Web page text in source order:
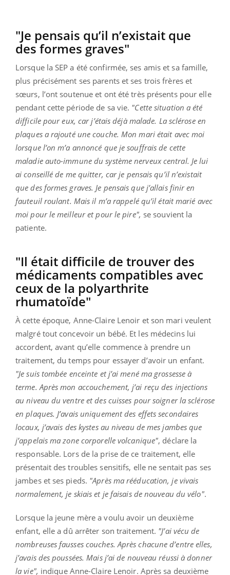
"Je pensais qu’il n’existait que
des formes graves"
Lorsque la SEP a été confirmée, ses amis et sa famille,
plus précisément ses parents et ses trois frères et
sœurs, l’ont soutenue et ont été très présents pour elle
pendant cette période de sa vie. "Cette situation a été
difficile pour eux, car j’étais déjà malade. La sclérose en
plaques a rajouté une couche. Mon mari était avec moi
lorsque l’on m’a annoncé que je souffrais de cette
maladie auto-immune du système nerveux central. Je lui
ai conseillé de me quitter, car je pensais qu’il n’existait
que des formes graves. Je pensais que j’allais finir en
fauteuil roulant. Mais il m’a rappelé qu’il était marié avec
moi pour le meilleur et pour le pire", se souvient la
patiente.
"Il était difficile de trouver des
médicaments compatibles avec
ceux de la polyarthrite
rhumatoïde"
À cette époque, Anne-Claire Lenoir et son mari veulent
malgré tout concevoir un bébé. Et les médecins lui
accordent, avant qu’elle commence à prendre un
traitement, du temps pour essayer d’avoir un enfant.
"Je suis tombée enceinte et j’ai mené ma grossesse à
terme. Après mon accouchement, j’ai reçu des injections
au niveau du ventre et des cuisses pour soigner la sclérose
en plaques. J’avais uniquement des effets secondaires
locaux, j’avais des kystes au niveau de mes jambes que
j’appelais ma zone corporelle volcanique", déclare la
responsable. Lors de la prise de ce traitement, elle
présentait des troubles sensitifs, elle ne sentait pas ses
jambes et ses pieds. "Après ma rééducation, je vivais
normalement, je skiais et je faisais de nouveau du vélo".
Lorsque la jeune mère a voulu avoir un deuxième
enfant, elle a dû arrêter son traitement. "J’ai vécu de
nombreuses fausses couches. Après chacune d’entre elles,
j’avais des poussées. Mais j’ai de nouveau réussi à donner
la vie", indique Anne-Claire Lenoir. Après sa deuxième